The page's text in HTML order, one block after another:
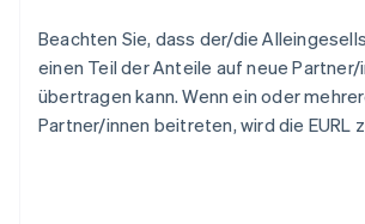
Beachten Sie, dass der/die
einen Teil der Anteile auf neue Partner/
übertragen kann. Wenn ein oder
Partner/innen beitreten, wird die EURL